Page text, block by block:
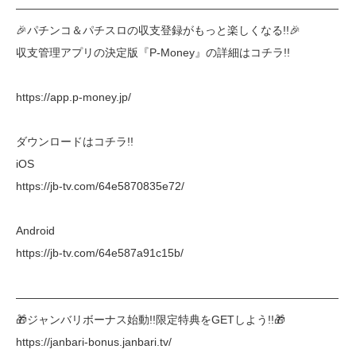
―――――――――――――――――――――――――――――
🎉パチンコ＆パチスロの収支登録がもっと楽しくなる!!🎉
収支管理アプリの決定版『P-Money』の詳細はコチラ!!
https://app.p-money.jp/
ダウンロードはコチラ!!
iOS
https://jb-tv.com/64e5870835e72/
Android
https://jb-tv.com/64e587a91c15b/
―――――――――――――――――――――――――――――
🎁ジャンバリボーナス始動!!限定特典をGETしよう!!🎁
https://janbari-bonus.janbari.tv/